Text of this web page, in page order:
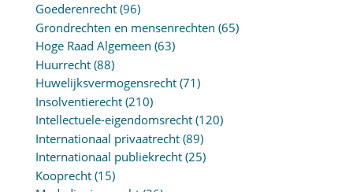
Goederenrecht(96)
Grondrechten en mensenrechten (65)
Hoge Raad Algemeen (63)
Huurrecht(88)
Huwelijksvermogensrecht(71)
Insolventierecht(210)
Intellectuele-eigendomsrecht(120)
Internationaal privaatrecht(89)
Internationaal publiekrecht(25)
Kooprecht(15)